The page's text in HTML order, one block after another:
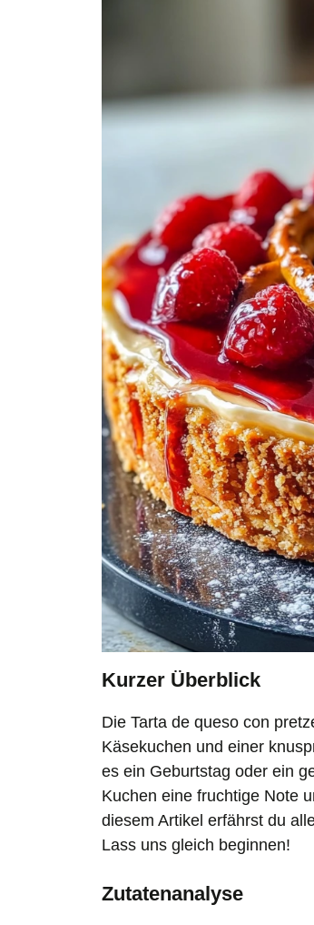
Kurzer Überblick
Die Tarta de queso con
Käsekuchen und einer
es ein Geburtstag oder ein
Kuchen eine fruchtige Note
diesem Artikel erfährst du
Lass uns gleich beginnen!
Zutatenanalyse